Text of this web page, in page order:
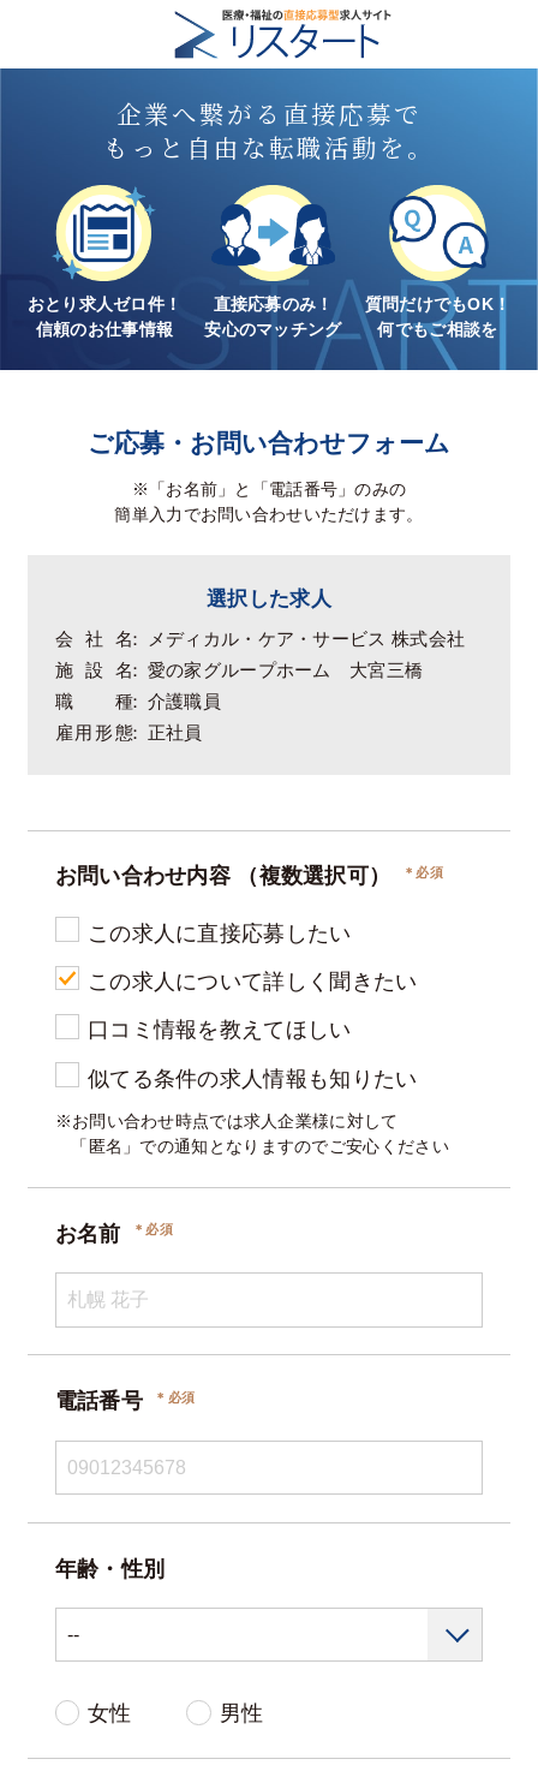
企業へ繋がる直接応募で
もっと自由な転職活動を。
おとり求人ゼロ件！
信頼のお仕事情報
直接応募のみ！
安心のマッチング
質問だけでもOK！
何でもご相談を
ご応募・お問い合わせフォーム
※「お名前」と「電話番号」のみの
簡単入力でお問い合わせいただけます。
選択した求人
会社名
メディカル・ケア・サービス 株式会社
施設名
愛の家グループホーム 大宮三橋
職種
介護職員
雇用形態
正社員
お問い合わせ内容 （複数選択可）
この求人に直接応募したい
この求人について詳しく聞きたい
口コミ情報を教えてほしい
似てる条件の求人情報も知りたい
※お問い合わせ時点では求人企業様に対して
「匿名」での通知となりますのでご安心ください
お名前
電話番号
年齢・性別
女性 男性